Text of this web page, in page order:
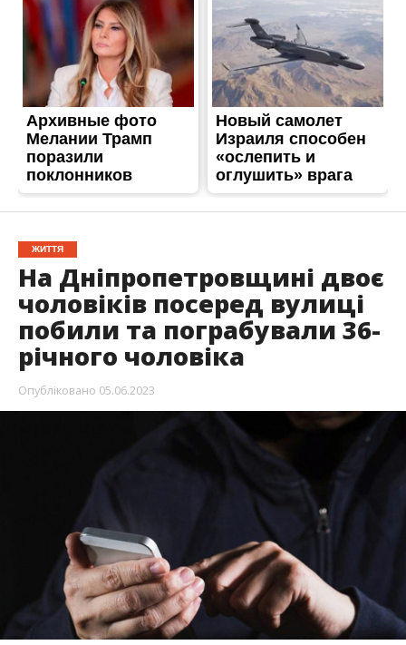
ЖИТТЯ
На Дніпропетровщині двоє
чоловіків посеред вулиці
побили та пограбували 36-
річного чоловіка
Опубліковано 05.06.2023